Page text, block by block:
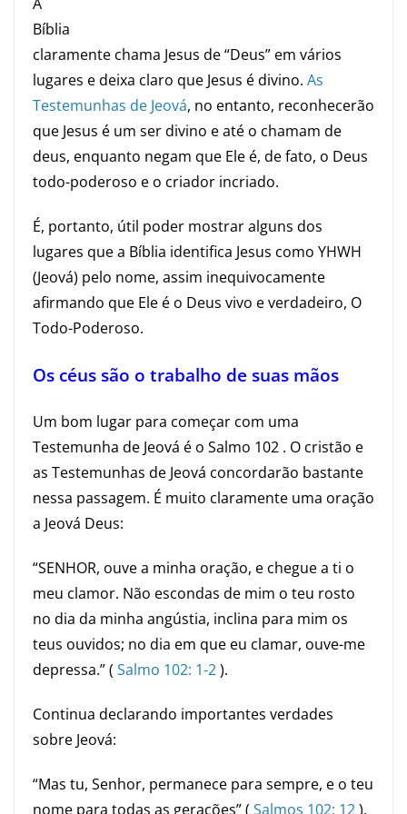
Bíblia
claramente chama Jesus de “Deus” em vários
lugares e deixa claro que Jesus é divino. As
Testemunhas de Jeová, no entanto, reconhecerão
que Jesus é um ser divino e até o chamam de
deus, enquanto negam que Ele é, de fato, o Deus
todo-poderoso e o criador incriado.
É, portanto, útil poder mostrar alguns dos
lugares que a Bíblia identifica Jesus como YHWH
(Jeová) pelo nome, assim inequivocamente
afirmando que Ele é o Deus vivo e verdadeiro, O
Todo-Poderoso.
Os céus são o trabalho de suas mãos
Um bom lugar para começar com uma
Testemunha de Jeová é o Salmo 102 . O cristão e
as Testemunhas de Jeová concordarão bastante
nessa passagem. É muito claramente uma oração
a Jeová Deus:
“SENHOR, ouve a minha oração, e chegue a ti o
meu clamor. Não escondas de mim o teu rosto
no dia da minha angústia, inclina para mim os
teus ouvidos; no dia em que eu clamar, ouve-me
depressa.” ( Salmo 102: 1-2).
Continua declarando importantes verdades
sobre Jeová:
“Mas tu, Senhor, permanece para sempre, e o teu
nome para todas as gerações” ( Salmos 102: 12 ).